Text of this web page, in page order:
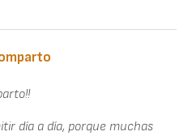
día a día, porque muchas